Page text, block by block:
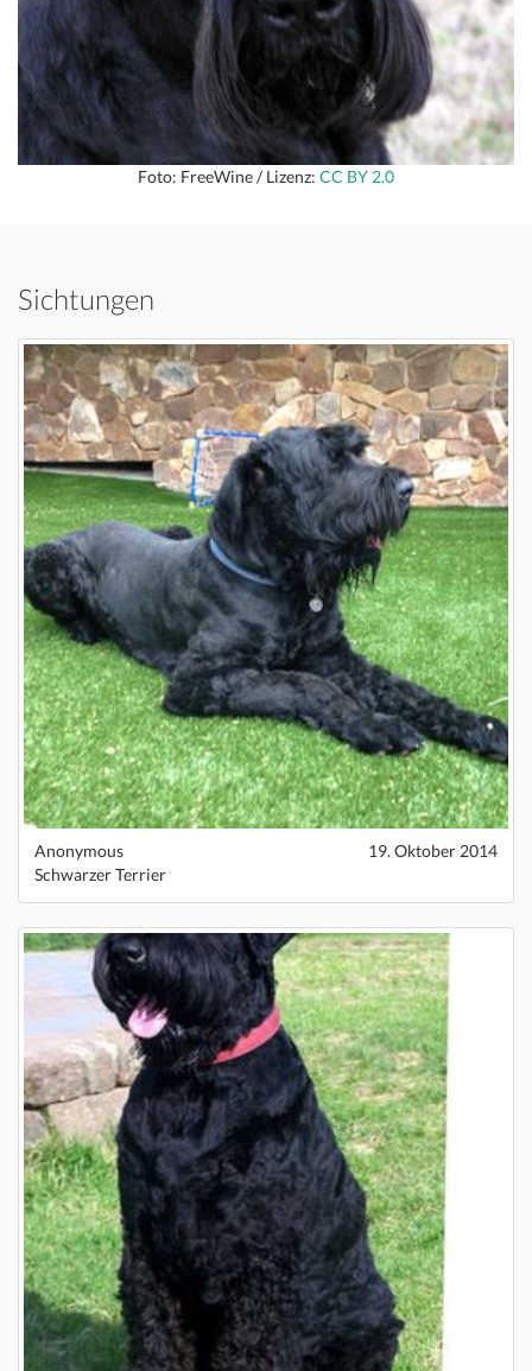
Foto: FreeWine / Lizenz: CC BY 2.0
Sichtungen
Anonymous
19. Oktober 2014
Schwarzer Terrier